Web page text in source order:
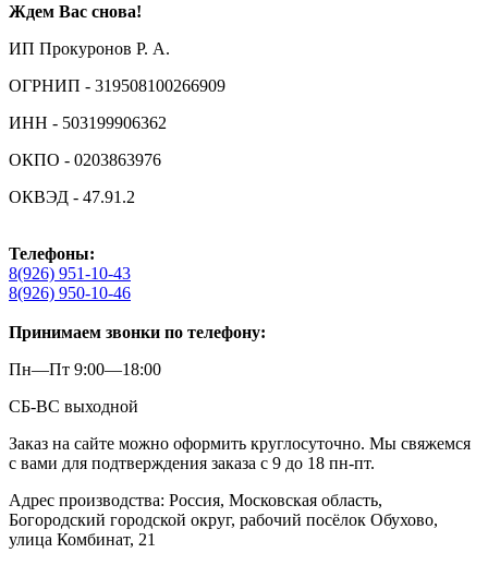
Ждем Вас снова!
ИП Прокуронов Р. А.
ОГРНИП - 319508100266909
ИНН - 503199906362
ОКПО - 0203863976
ОКВЭД - 47.91.2
Телефоны:
8(926) 951-10-43
8(926) 950-10-46
Принимаем звонки по телефону:
Пн—Пт 9:00—18:00
СБ-ВС выходной
Заказ на сайте можно оформить круглосуточно. Мы свяжемся
с вами для подтверждения заказа с 9 до 18 пн-пт.
Адрес производства: Россия, Московская область,
Богородский городской округ, рабочий посёлок Обухово,
улица Комбинат, 21